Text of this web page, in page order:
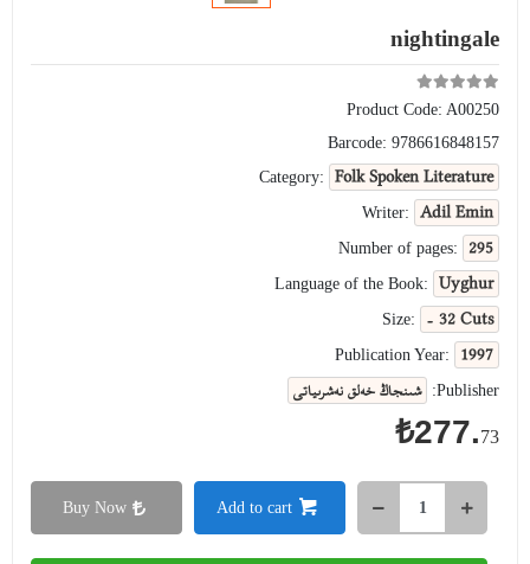
nightingale
Product Code: A00250
Barcode: 9786616848157
Category:
Folk Spoken Literature
Writer: Adil Emin
Number of pages: 295
Language of the Book: Uyghur
Size: - 32 Cuts
Publication Year: 1997
Publisher: شىنجاڭ خەلق نەشرىياتى
₺277.73
Add to cart
Buy Now